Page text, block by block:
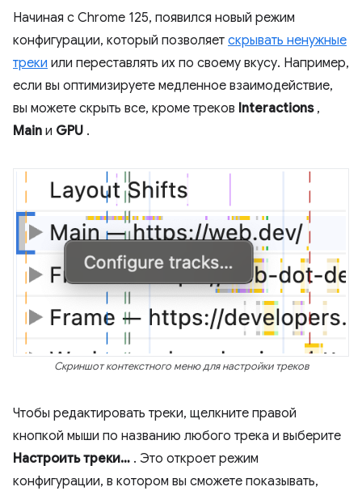
Начиная с Chrome 125, появился новый режим
конфигурации, который позволяет скрывать ненужные
треки или переставлять их по своему вкусу. Например,
если вы оптимизируете медленное взаимодействие,
вы можете скрыть все, кроме треков Interactions,
Main и GPU .
Скриншот контекстного меню для настройки треков
Чтобы редактировать треки, щелкните правой
кнопкой мыши по названию любого трека и выберите
Настроить треки… . Это откроет режим
конфигурации, в котором вы сможете показывать,